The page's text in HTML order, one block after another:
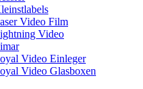
Video Film
Video
Video Einleger
Video Glasboxen